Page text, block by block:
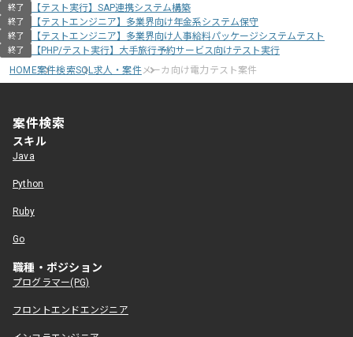
終了 【テスト実行】SAP連携システム構築
終了 【テストエンジニア】多業界向け年金系システム保守
終了 【テストエンジニア】多業界向け人事給料パッケージシステムテスト
終了
【PHP/テスト実行】大手旅行予約サービス向けテスト実行
HOME案件検索SQL求人・案件メーカ向け電力テスト案件
案件検索
スキル
Java
Python
Ruby
Go
職種・ポジション
プログラマー(PG)
フロントエンドエンジニア